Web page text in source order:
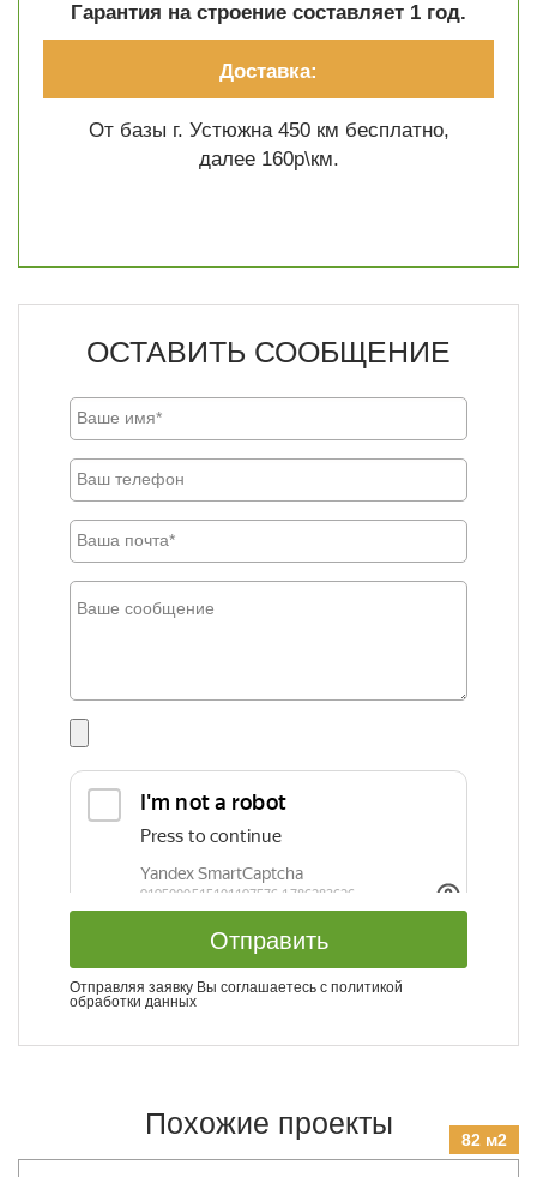
Гарантия на строение составляет 1 год.
Доставка:
От базы г. Устюжна 450 км бесплатно,
далее 160р\км.
ОСТАВИТЬ СООБЩЕНИЕ
Отправить
Отправляя заявку Вы соглашаетесь с политикой
обработки данных
Похожие проекты 82 м2